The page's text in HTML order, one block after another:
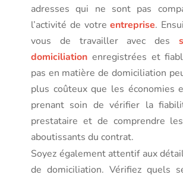
adresses qui ne sont pas
l’activité de votreentreprise.
vous de travailler avec des
domiciliation enregistrées et
pas en matière de domiciliation
plus coûteux que les économies
prenant soin de vérifier la
prestataire et de comprendre
aboutissants du contrat.
Soyez également attentif aux
de domiciliation. Vérifiez quels